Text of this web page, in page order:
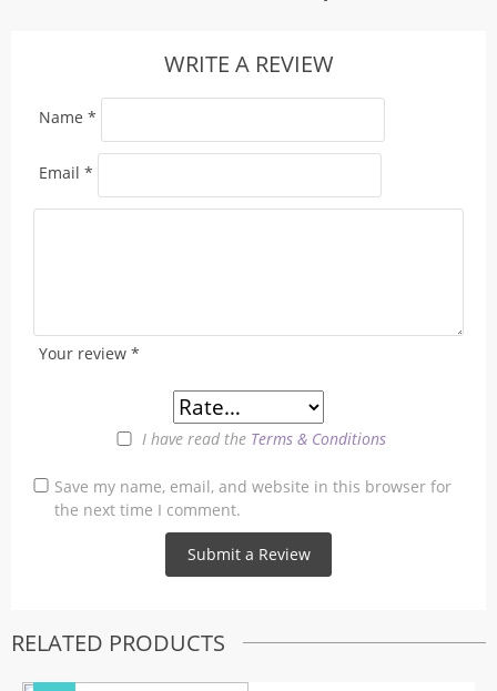
WRITE A REVIEW
Your review *
I have read the Terms & Conditions
Name *
Email *
Save my name, email, and website in this browser for
the next time I comment.
RELATED PRODUCTS